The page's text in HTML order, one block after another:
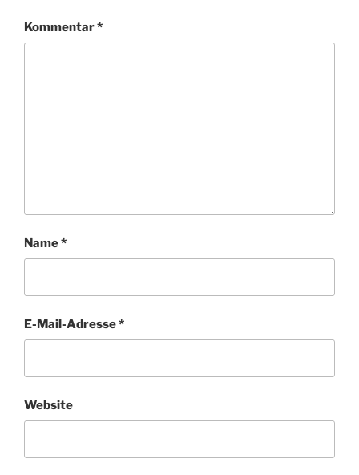
Kommentar*
Name*
E-Mail-Adresse*
Website